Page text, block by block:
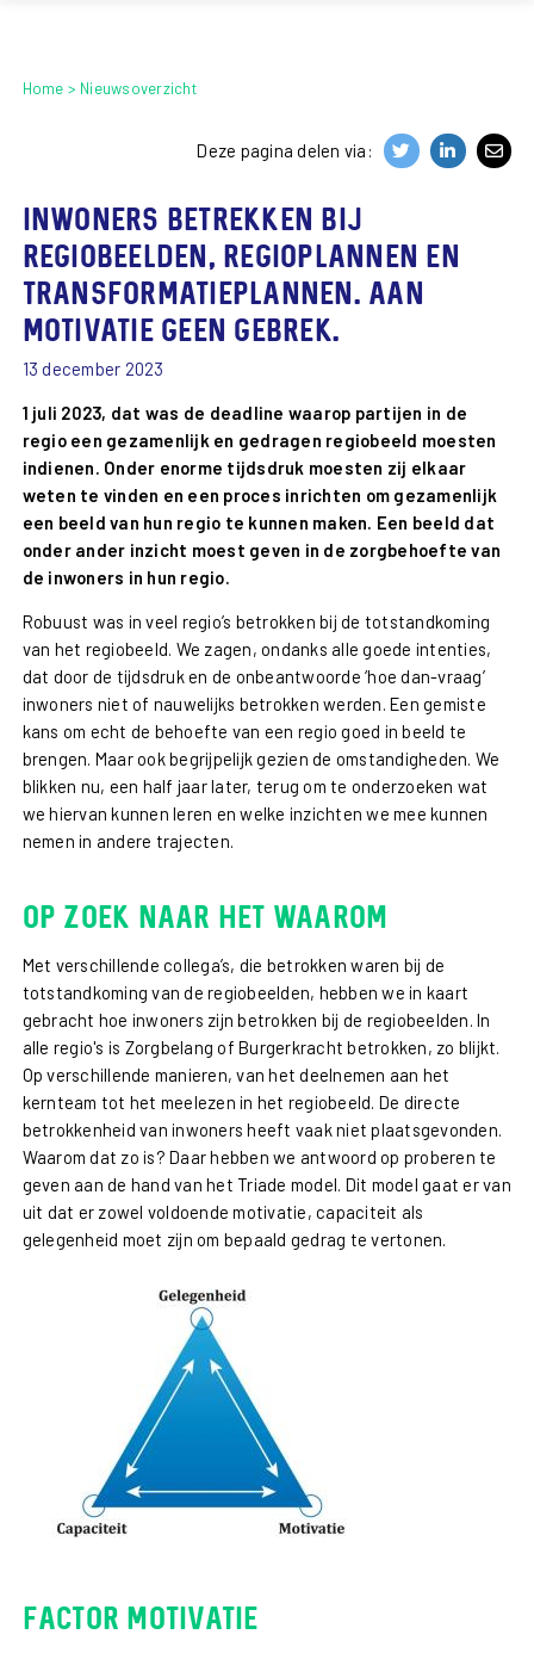
Home Nieuwsoverzicht
Deze pagina delen via:
Inwoners betrekken bij
regiobeelden, regioplannen en
transformatieplannen. Aan
motivatie geen gebrek.
13 december 2023
1 juli 2023, dat was de deadline waarop partijen in de
regio een gezamenlijk en gedragen regiobeeld moesten
indienen. Onder enorme tijdsdruk moesten zij elkaar
weten te vinden en een proces inrichten om gezamenlijk
een beeld van hun regio te kunnen maken. Een beeld dat
onder ander inzicht moest geven in de zorgbehoefte van
de inwoners in hun regio.
Robuust was in veel regio’s betrokken bij de totstandkoming
van het regiobeeld. We zagen, ondanks alle goede intenties,
dat door de tijdsdruk en de onbeantwoorde ‘hoe dan-vraag’
inwoners niet of nauwelijks betrokken werden. Een gemiste
kans om echt de behoefte van een regio goed in beeld te
brengen. Maar ook begrijpelijk gezien de omstandigheden. We
blikken nu, een half jaar later, terug om te onderzoeken wat
we hiervan kunnen leren en welke inzichten we mee kunnen
nemen in andere trajecten.
Op zoek naar het waarom
Met verschillende collega’s, die betrokken waren bij de
totstandkoming van de regiobeelden, hebben we in kaart
gebracht hoe inwoners zijn betrokken bij de regiobeelden. In
alle regio's is Zorgbelang of Burgerkracht betrokken, zo blijkt.
Op verschillende manieren, van het deelnemen aan het
kernteam tot het meelezen in het regiobeeld. De directe
betrokkenheid van inwoners heeft vaak niet plaatsgevonden.
Waarom dat zo is? Daar hebben we antwoord op proberen te
geven aan de hand van het Triade model. Dit model gaat er van
uit dat er zowel voldoende motivatie, capaciteit als
gelegenheid moet zijn om bepaald gedrag te vertonen.
Factor motivatie